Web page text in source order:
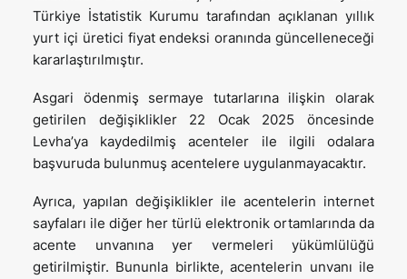
Türkiye İstatistik Kurumu tarafından açıklanan yıllık
yurt içi üretici fiyat endeksi oranında güncelleneceği
kararlaştırılmıştır.
Asgari ödenmiş sermaye tutarlarına ilişkin olarak
getirilen değişiklikler 22 Ocak 2025 öncesinde
Levha’ya kaydedilmiş acenteler ile ilgili odalara
başvuruda bulunmuş acentelere uygulanmayacaktır.
Ayrıca, yapılan değişiklikler ile acentelerin internet
sayfaları ile diğer her türlü elektronik ortamlarında da
acente unvanına yer vermeleri yükümlülüğü
getirilmiştir. Bununla birlikte, acentelerin unvanı ile